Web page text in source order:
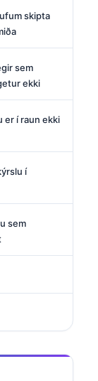
skipta
sem
ekki
er í raun ekki
í
sem